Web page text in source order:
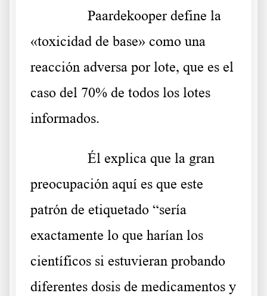
Paardekooper define la
«toxicidad de base» como una
reacción adversa por lote, que es el
caso del 70% de todos los lotes
informados.
Él explica que la gran
preocupación aquí es que este
patrón de etiquetado “sería
exactamente lo que harían los
científicos si estuvieran probando
diferentes dosis de medicamentos y